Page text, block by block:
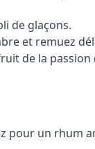
de glaçons.
et remuez
de la
pour un rhum